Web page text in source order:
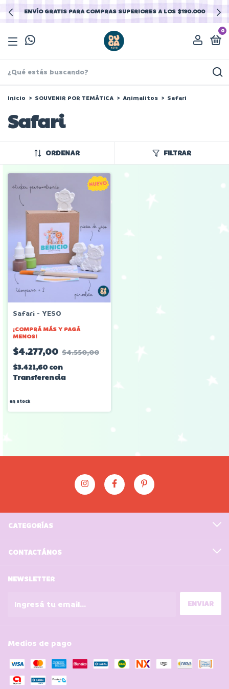
ENVÍO GRATIS PARA COMPRAS SUPERIORES A LOS $190.000
0
Inicio > SOUVENIR POR TEMÁTICA > Animalitos > Safari
Safari
ORDENAR FILTRAR
Safari - YESO
¡COMPRÁ MÁS Y PAGÁ
MENOS!
$4.277,00 $4.550,00
$3.421,60con
Transferencia
en stock
CATEGORÍAS
CONTACTÁNOS
NEWSLETTER
Medios de pago